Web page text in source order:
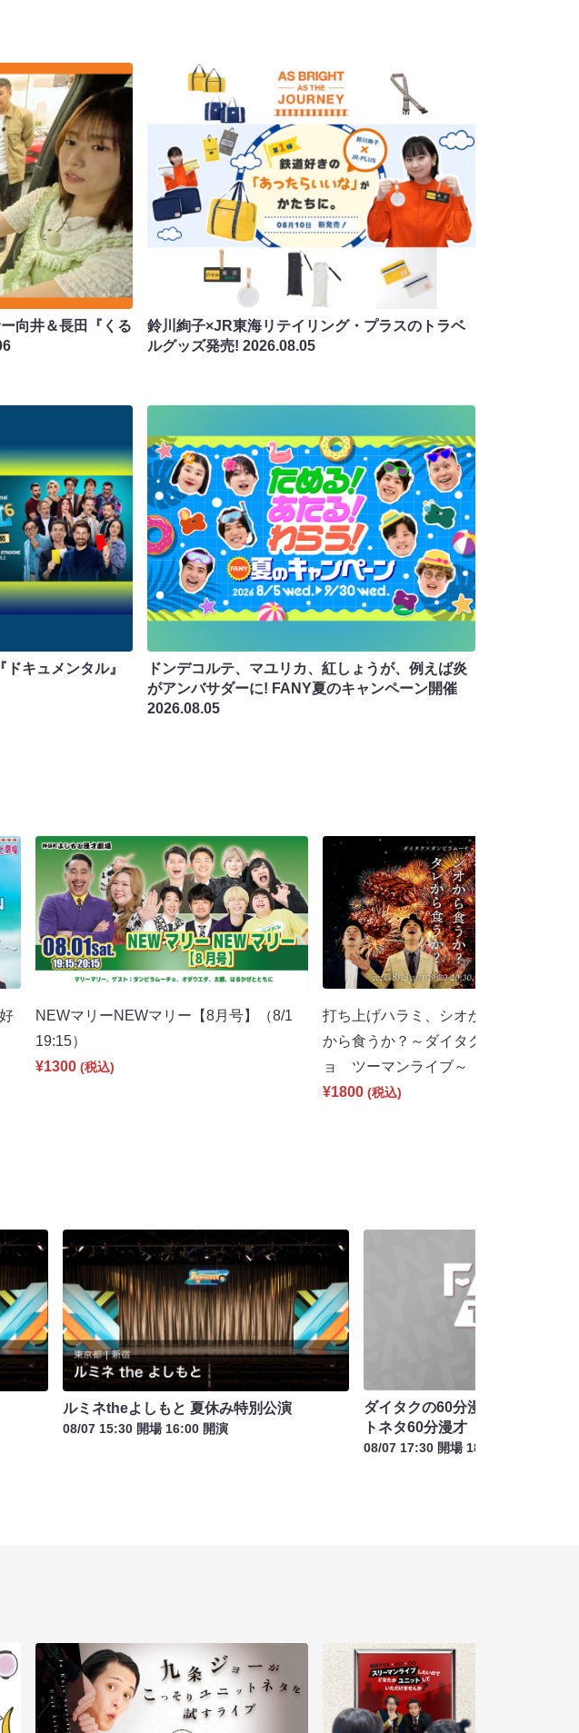
向井＆長田『くる
鈴川絢子×JR東海リテイリング・プラスのトラベ
ルグッズ発売! 2026.08.05
キュメンタル』
ドンデコルテ、マユリカ、紅しょうが、例えば炎
がアンバサダーに! FANY夏のキャンペーン開催
2026.08.05
NEWマリーNEWマリー【8月号】（8/1
19:15）
¥1300 (税込)
打ち上げハラミ、シオから食うか？タ
から食うか？～ダイタク×ダンビラム
ョ ツーマンライブ～（8/3 19:30）
¥1800 (税込)
ルミネtheよしもと 夏休み特別公演
08/07 15:30 開場 16:00 開演
ダイタクの60分漫才～ツアー
トネタ60分漫才
08/07 17:30 開場 18:30 開演